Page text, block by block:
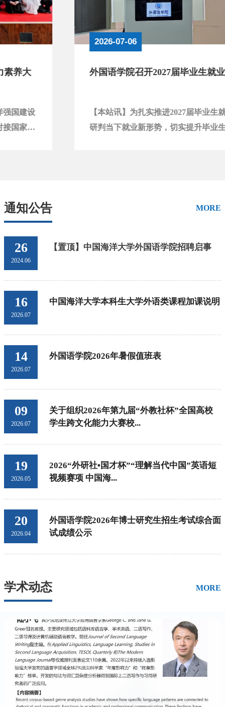
2026-07-06
外国语学院召开2027届毕业生就业动员会
【本站讯】为扎实推进2027届毕业生就业工作，精准
研判当下就业新形势，切实提升毕业生职业规划意识
通知公告 MORE
26
2024.06
【置顶】中国海洋大学外国语学院招聘启事
16
2026.07
中国海洋大学本科生大学外语类课程加课说明
14
2026.07
外国语学院2026年暑假值班表
09
2026.07
关于组织2026年第九届“外教社杯”全国高校
学生跨文化能力大赛校...
19
2026.05
2026“外研社•国才杯”“理解当代中国”英语短
视频赛项 中国海...
20
2026.04
外国语学院2026年博士研究生招生考试综合面
试成绩公示
学术动态 MORE